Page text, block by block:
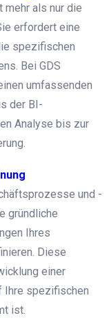
als nur die
erfordert eine
spezifischen
Bei GDS
umfassenden
der BI-
Analyse bis zur
und -
gründliche
Ihres
Diese
einer
Ihre spezifischen
ist.